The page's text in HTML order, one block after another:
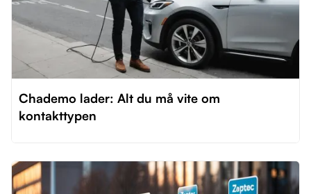
Chademo lader: Alt du må vite om
kontakttypen